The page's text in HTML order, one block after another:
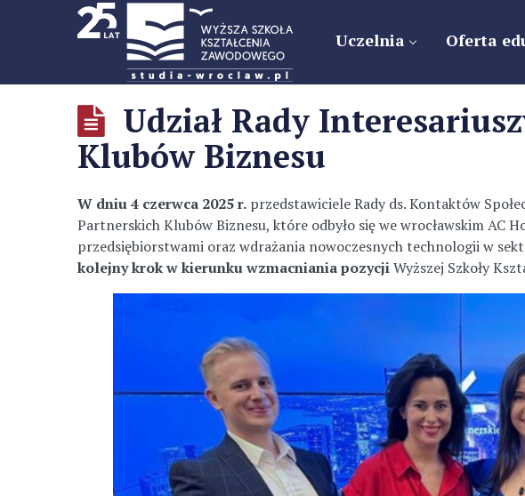
Uczelnia Oferta
Udział Rady
Klubów Biznesu
W dniu 4 czerwca 2025 r. przedstawiciele Rady ds. Kontaktów
Partnerskich Klubów Biznesu, które odbyło się we wrocławskim AC
przedsiębiorstwami oraz wdrażania nowoczesnych technologii w
kolejny krok w kierunku wzmacniania pozycjiWyższej Szkoły